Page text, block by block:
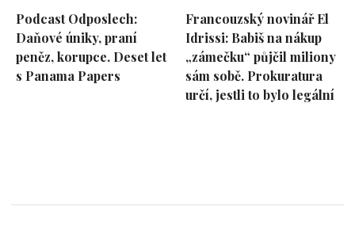
Podcast Odposlech:
Daňové úniky, praní
peněz, korupce. Deset let
s Panama Papers
Francouzský novinář El
Idrissi: Babiš na nákup
„zámečku“ půjčil miliony
sám sobě. Prokuratura
určí, jestli to bylo legální